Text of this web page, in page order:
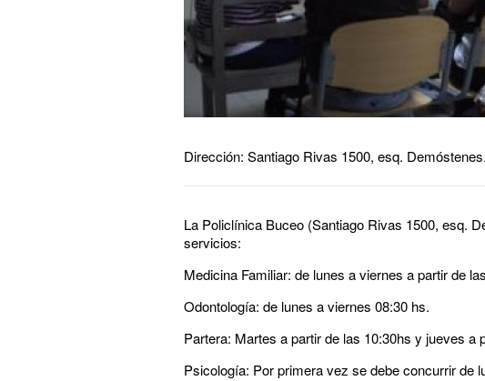
Dirección: Santiago Rivas 1500, esq.
La Policlínica Buceo (Santiago Rivas 1500, esq.
servicios:
Medicina Familiar: de lunes a viernes a partir de
Odontología: de lunes a viernes 08:30 hs.
Partera: Martes a partir de las 10:30hs y jueves a
Psicología: Por primera vez se debe concurrir de